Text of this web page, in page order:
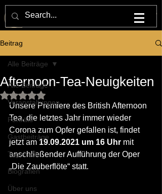
M U L T U M . I N . P A R V O . O P E R N H A U S
Beitrag
Alle Beiträge
Veranstaltungen
Porträts
Gastbeiträge
Tagebuch
Biografien
Über uns
Alle Beiträge
Afternoon-Tea-Neuigkeiten
Mit NaN von 5 Sternen bewertet.
Unsere Premiere des British Afternoon
Tea, die letztes Jahr immer wieder
Corona zum Opfer gefallen ist, findet
jetzt am 19.09.2021 um 16 Uhr mit
anschließender Aufführung der Oper
„Die Zauberflöte“ statt.